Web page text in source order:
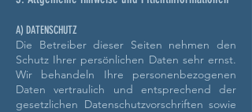
A) DATENSCHUTZ
Die Betreiber dieser Seiten nehmen den
Schutz Ihrer persönlichen Daten sehr ernst.
Wir behandeln Ihre personenbezogenen
Daten vertraulich und entsprechend der
gesetzlichen Datenschutzvorschriften sowie